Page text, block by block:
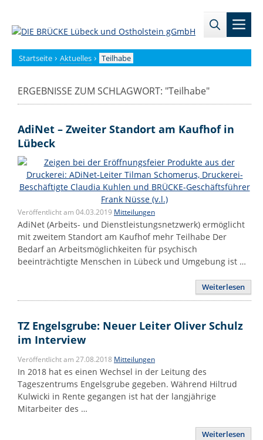
springen
→
Zur
Zum
Startseite › Aktuelles › Teilhabe
ERGEBNISSE ZUM SCHLAGWORT: "Teilhabe"
AdiNet – Zweiter Standort am Kaufhof in
Lübeck
Veröffentlicht am 04.03.2019 Mitteilungen
AdiNet (Arbeits- und Dienstleistungsnetzwerk) ermöglicht
mit zweitem Standort am Kaufhof mehr Teilhabe Der
Bedarf an Arbeitsmöglichkeiten für psychisch
beeinträchtigte Menschen in Lübeck und Umgebung ist …
Weiterlesen
TZ Engelsgrube: Neuer Leiter Oliver Schulz
im Interview
Veröffentlicht am 27.08.2018 Mitteilungen
In 2018 hat es einen Wechsel in der Leitung des
Tageszentrums Engelsgrube gegeben. Während Hiltrud
Kulwicki in Rente gegangen ist hat der langjährige
Mitarbeiter des …
Weiterlesen